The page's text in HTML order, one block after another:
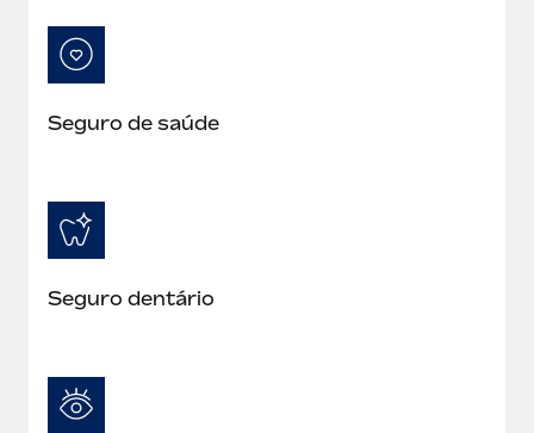
Seguro de saúde
Seguro dentário